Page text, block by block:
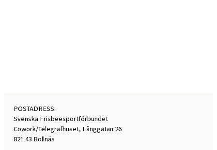
POSTADRESS:
Svenska Frisbeesportförbundet
Cowork/Telegrafhuset, Långgatan 26
821 43 Bollnäs